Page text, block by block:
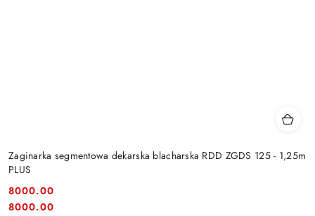
Zaginarka segmentowa dekarska blacharska RDD ZGDS 125 - 1,25m
PLUS
Cena:
8000.00
Cena:
8000.00